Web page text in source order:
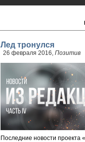
Лед тронулся
26 февраля 2016, Позитив
Последние новости проекта